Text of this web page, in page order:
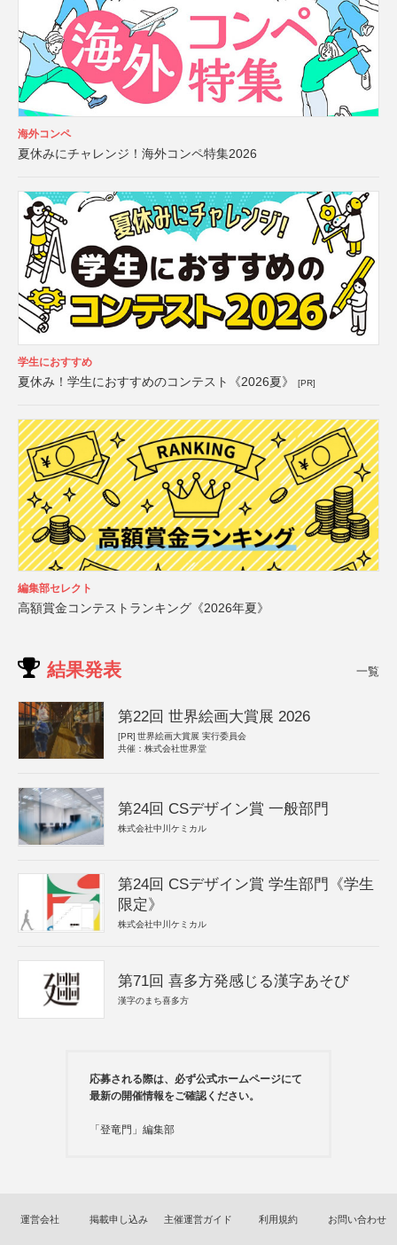
海外コンペ
夏休みにチャレンジ！海外コンペ特集2026
学生におすすめ
夏休み！学生におすすめのコンテスト《2026夏》 [PR]
編集部セレクト
高額賞金コンテストランキング《2026年夏》
結果発表 一覧
第22回 世界絵画大賞展 2026
[PR] 世界絵画大賞展 実行委員会
共催：株式会社世界堂
第24回 CSデザイン賞 一般部門
株式会社中川ケミカル
第24回 CSデザイン賞 学生部門《学生
限定》
株式会社中川ケミカル
第71回 喜多方発感じる漢字あそび
漢字のまち喜多方
応募される際は、必ず公式ホームページにて
最新の開催情報をご確認ください。
「登竜門」編集部
運営会社 掲載申し込み 主催運営ガイド 利用規約 お問い合わせ